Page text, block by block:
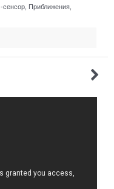
сенсор, Приближения,